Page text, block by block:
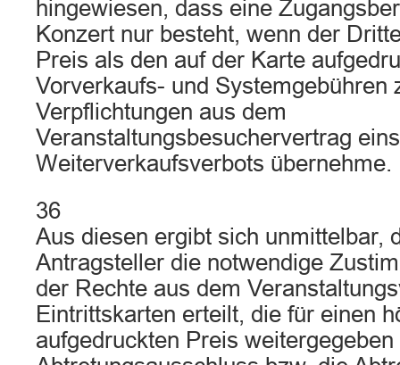
hingewiesen, dass eine
Konzert nur besteht, wenn der
Preis als den auf der Karte
Vorverkaufs- und Systemgebühren
Verpflichtungen aus dem
Veranstaltungsbesuchervertrag
Weiterverkaufsverbots übernehme.
36
Aus diesen ergibt sich unmittelbar,
Antragsteller die notwendige
der Rechte aus dem
Eintrittskarten erteilt, die für einen
aufgedruckten Preis